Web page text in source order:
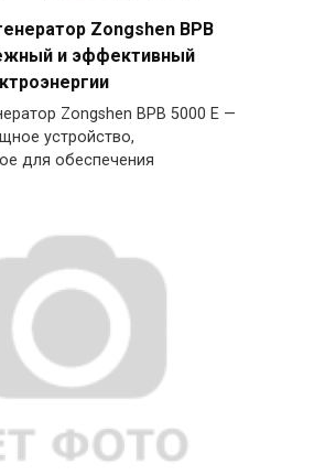
Zongshen BPB
и эффективный
Zongshen BPB 5000 E —
устройство,
для обеспечения